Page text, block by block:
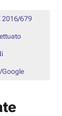
2016/679
Google